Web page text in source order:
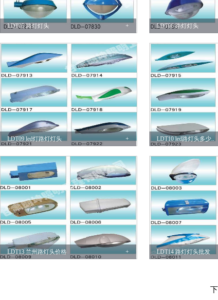
+
LDT05 路灯灯头 LDT06 路灯灯头
+
LDT09 led灯路灯灯头 LDT10 led路灯头多少..
+
LDT13 兰州路灯头价格 LDT14 路灯灯头批发